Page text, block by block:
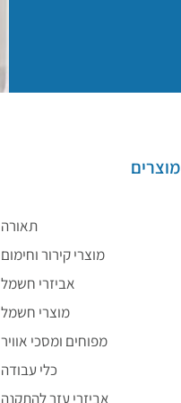
מוצרים
תאורה
מוצרי קירור וחימום
אביזרי חשמל
מוצרי חשמל
מפוחים ומסכי אוויר
כלי עבודה
אביזרי עזר להתקנה